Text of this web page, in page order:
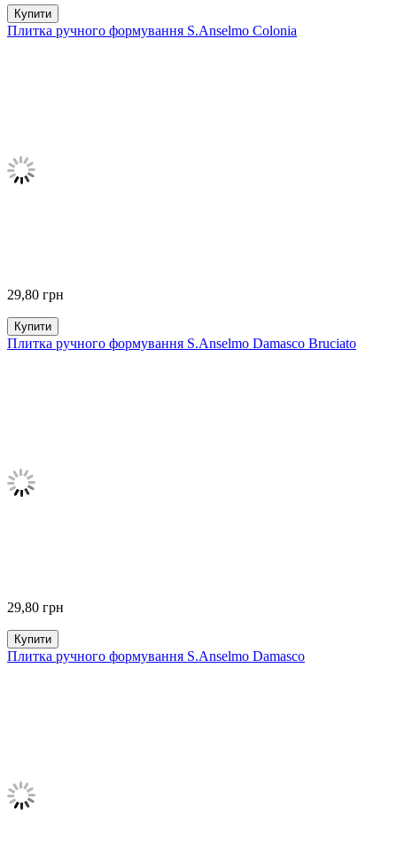
Купити
Плитка ручного формування S.Anselmo Colonia
29,80 грн
Купити
Плитка ручного формування S.Anselmo Damasco Bruciato
29,80 грн
Купити
Плитка ручного формування S.Anselmo Damasco